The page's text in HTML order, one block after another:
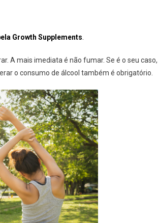
Growth Supplements
A mais imediata é não fumar. Se é o seu caso,
o consumo de álcool também é obrigatório.